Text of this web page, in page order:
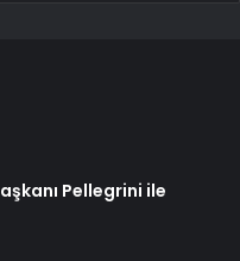
Pellegrini ile